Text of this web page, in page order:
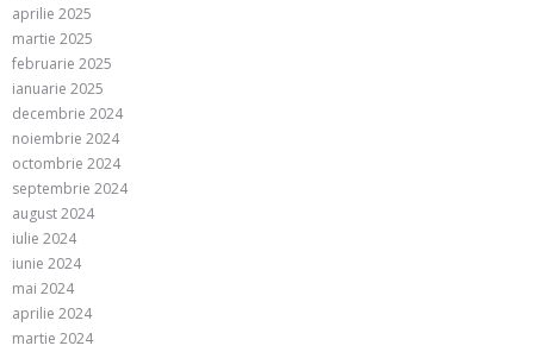
aprilie 2025
martie 2025
februarie 2025
ianuarie 2025
decembrie 2024
noiembrie 2024
octombrie 2024
septembrie 2024
august 2024
iulie 2024
iunie 2024
mai 2024
aprilie 2024
martie 2024